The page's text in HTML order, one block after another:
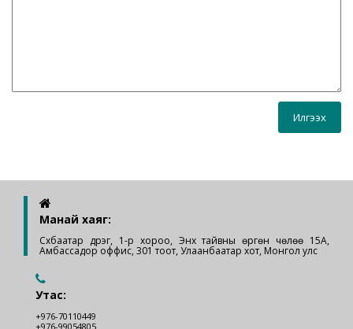
Манай хаяг:
Сүхбаатар дүүрэг, 1-р хороо, Энх тайвны өргөн чөлөө 15А,
Амбассадор оффис, 301 тоот, Улаанбаатар хот, Монгол улс
Утас:
+976-70110449
+976-99054805